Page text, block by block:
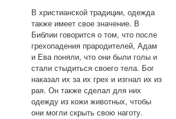
В христианской традиции, одежда
также имеет свое значение. В
Библии говорится о том, что после
грехопадения прародителей, Адам
и Ева поняли, что они были голы и
стали стыдиться своего тела. Бог
наказал их за их грех и изгнал их из
рая. Он также сделал для них
одежду из кожи животных, чтобы
они могли скрыть свою наготу.